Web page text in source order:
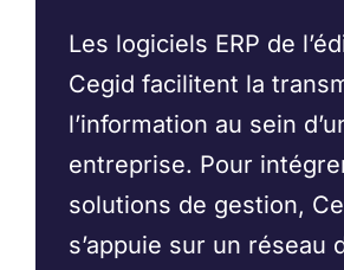
Les logiciels ERP de
Cegid facilitent la
l’information au sein
entreprise. Pour
solutions de gestion,
s’appuie sur un réseau